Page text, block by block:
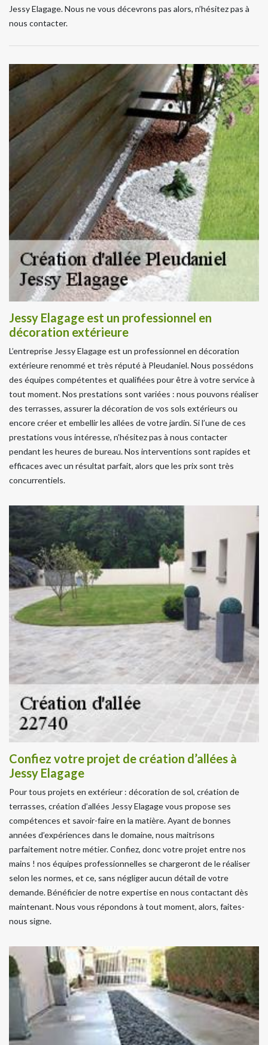
Jessy Elagage. Nous ne vous décevrons pas alors, n’hésitez pas à
nous contacter.
Jessy Elagage est un professionnel en
décoration extérieure
L’entreprise Jessy Elagage est un professionnel en décoration
extérieure renommé et très réputé à Pleudaniel. Nous possédons
des équipes compétentes et qualifiées pour être à votre service à
tout moment. Nos prestations sont variées : nous pouvons réaliser
des terrasses, assurer la décoration de vos sols extérieurs ou
encore créer et embellir les allées de votre jardin. Si l’une de ces
prestations vous intéresse, n’hésitez pas à nous contacter
pendant les heures de bureau. Nos interventions sont rapides et
efficaces avec un résultat parfait, alors que les prix sont très
concurrentiels.
Confiez votre projet de création d’allées à
Jessy Elagage
Pour tous projets en extérieur : décoration de sol, création de
terrasses, création d’allées Jessy Elagage vous propose ses
compétences et savoir-faire en la matière. Ayant de bonnes
années d’expériences dans le domaine, nous maitrisons
parfaitement notre métier. Confiez, donc votre projet entre nos
mains ! nos équipes professionnelles se chargeront de le réaliser
selon les normes, et ce, sans négliger aucun détail de votre
demande. Bénéficier de notre expertise en nous contactant dès
maintenant. Nous vous répondons à tout moment, alors, faites-
nous signe.